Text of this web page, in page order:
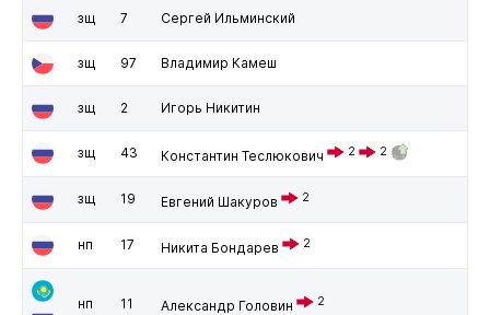
зщ 7 Сергей Ильминский
зщ 97 Владимир Камеш
зщ 2 Игорь Никитин
зщ 43 Константин Теслюкович 2 2
зщ 19 Евгений Шакуров 2
нп 17 Никита Бондарев 2
нп 11 Александр Головин 2